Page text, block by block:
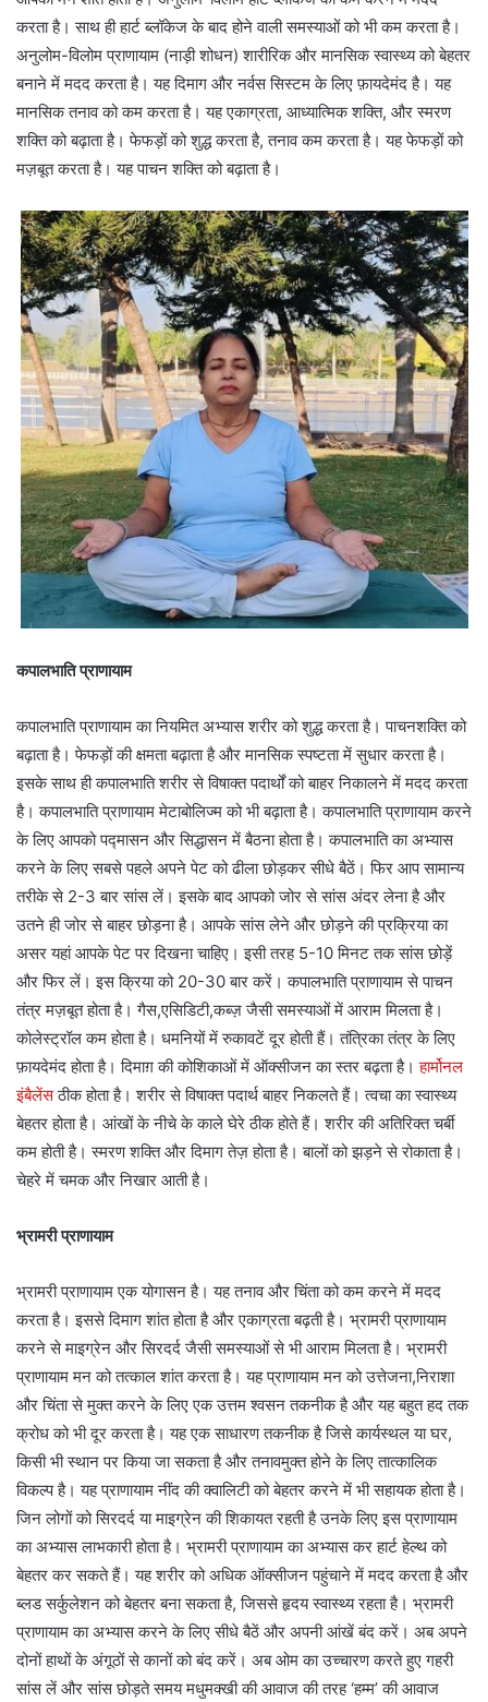
करता है। साथ ही हार्ट ब्लॉकेज के बाद होने वाली समस्याओं को भी कम करता है।
अनुलोम-विलोम प्राणायाम (नाड़ी शोधन) शारीरिक और मानसिक स्वास्थ्य को बेहतर
बनाने में मदद करता है। यह दिमाग और नर्वस सिस्टम के लिए फ़ायदेमंद है। यह
मानसिक तनाव को कम करता है। यह एकाग्रता, आध्यात्मिक शक्ति, और स्मरण
शक्ति को बढ़ाता है। फेफड़ों को शुद्ध करता है, तनाव कम करता है। यह फेफड़ों को
मज़बूत करता है। यह पाचन शक्ति को बढ़ाता है।
कपालभाति प्राणायाम
कपालभाति प्राणायाम का नियमित अभ्यास शरीर को शुद्ध करता है। पाचनशक्ति को
बढ़ाता है। फेफड़ों की क्षमता बढ़ाता है और मानसिक स्पष्टता में सुधार करता है।
इसके साथ ही कपालभाति शरीर से विषाक्त पदार्थों को बाहर निकालने में मदद करता
है। कपालभाति प्राणायाम मेटाबोलिज्म को भी बढ़ाता है। कपालभाति प्राणायाम करने
के लिए आपको पद्मासन और सिद्धासन में बैठना होता है। कपालभाति का अभ्यास
करने के लिए सबसे पहले अपने पेट को ढीला छोड़कर सीधे बैठें। फिर आप सामान्य
तरीके से 2-3 बार सांस लें। इसके बाद आपको जोर से सांस अंदर लेना है और
उतने ही जोर से बाहर छोड़ना है। आपके सांस लेने और छोड़ने की प्रक्रिया का
असर यहां आपके पेट पर दिखना चाहिए। इसी तरह 5-10 मिनट तक सांस छोड़ें
और फिर लें। इस क्रिया को 20-30 बार करें। कपालभाति प्राणायाम से पाचन
तंत्र मज़बूत होता है। गैस,एसिडिटी,कब्ज़ जैसी समस्याओं में आराम मिलता है।
कोलेस्ट्रॉल कम होता है। धमनियों में रुकावटें दूर होती हैं। तंत्रिका तंत्र के लिए
फ़ायदेमंद होता है। दिमाग़ की कोशिकाओं में ऑक्सीजन का स्तर बढ़ता है।हार्मोनल
इंबैलेंसठीक होता है। शरीर से विषाक्त पदार्थ बाहर निकलते हैं। त्वचा का स्वास्थ्य
बेहतर होता है। आंखों के नीचे के काले घेरे ठीक होते हैं। शरीर की अतिरिक्त चर्बी
कम होती है। स्मरण शक्ति और दिमाग तेज़ होता है। बालों को झड़ने से रोकाता है।
चेहरे में चमक और निखार आती है।
भ्रामरी प्राणायाम
भ्रामरी प्राणायाम एक योगासन है। यह तनाव और चिंता को कम करने में मदद
करता है। इससे दिमाग शांत होता है और एकाग्रता बढ़ती है। भ्रामरी प्राणायाम
करने से माइग्रेन और सिरदर्द जैसी समस्याओं से भी आराम मिलता है। भ्रामरी
प्राणायाम मन को तत्काल शांत करता है। यह प्राणायाम मन को उत्तेजना,निराशा
और चिंता से मुक्त करने के लिए एक उत्तम श्वसन तकनीक है और यह बहुत हद तक
क्रोध को भी दूर करता है। यह एक साधारण तकनीक है जिसे कार्यस्थल या घर,
किसी भी स्थान पर किया जा सकता है और तनावमुक्त होने के लिए तात्कालिक
विकल्प है। यह प्राणायाम नींद की क्वालिटी को बेहतर करने में भी सहायक होता है।
जिन लोगों को सिरदर्द या माइग्रेन की शिकायत रहती है उनके लिए इस प्राणायाम
का अभ्यास लाभकारी होता है। भ्रामरी प्राणायाम का अभ्यास कर हार्ट हेल्थ को
बेहतर कर सकते हैं। यह शरीर को अधिक ऑक्सीजन पहुंचाने में मदद करता है और
ब्लड सर्कुलेशन को बेहतर बना सकता है, जिससे हृदय स्वास्थ्य रहता है। भ्रामरी
प्राणायाम का अभ्यास करने के लिए सीधे बैठें और अपनी आंखें बंद करें। अब अपने
दोनों हाथों के अंगूठों से कानों को बंद करें। अब ओम का उच्चारण करते हुए गहरी
सांस लें और सांस छोड़ते समय मधुमक्खी की आवाज की तरह ‘हम्म’ की आवाज